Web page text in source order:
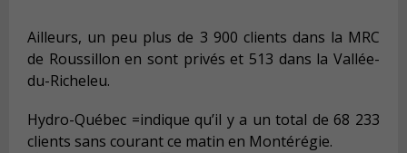
Ailleurs, un peu plus de 3 900 clients dans la MRC
de Roussillon en sont privés et 513 dans la Vallée-
du-Richeleu.
Hydro-Québec =indique qu’il y a un total de 68 233
clients sans courant ce matin en Montérégie.